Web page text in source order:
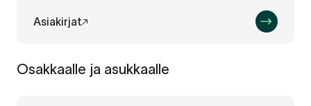
Asiakirjat
Osakkaalle ja asukkaalle